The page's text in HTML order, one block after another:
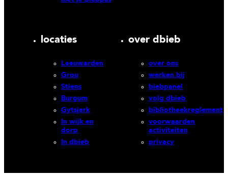
locaties
Leeuwarden
Grou
Stiens
Burgum
Gytsjerk
In wijk en
dorp
In dbieb
over dbieb
over ons
werken bij
biebpanel
volg dbieb
bibliotheekreglement
voorwaarden
activiteiten
privacy